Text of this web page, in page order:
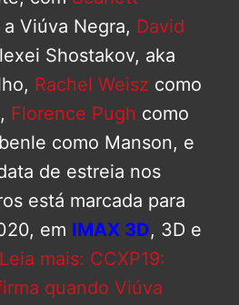
Viúva Negra, David
Shostakov, aka
Rachel Weisz como
Florence Pugh como
como Manson, e
de estreia nos
está marcada para
em IMAX 3D, 3D e
Leia mais: CCXP19:
quando Viúva